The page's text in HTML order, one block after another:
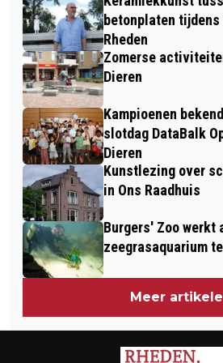
VELUWEZOOM, 7
DAG
betonplaten
Rheden
Zomerse
Dieren
Kampioenen
slotdag DataBalk
Dieren
Kunstlezing over
in Ons Raadhuis
Burgers' Zoo werkt
zeegrasaquarium
Meer